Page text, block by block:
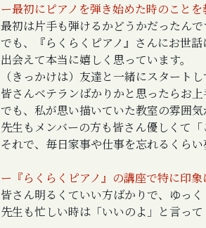
ー最初にピアノを弾き始めた時のことを
最初は片手も弾けるかどうかだったんで
でも、『らくらくピアノ』さんにお世
出会えて本当に嬉しく思っています。
（きっかけは）友達と一緒にスタートし
皆さんベテランばかりかと思ったらお上
でも、私が思い描いていた教室の雰囲
先生もメンバーの方も皆さん優しくて「
それで、毎日家事や仕事を忘れるくらい
ー『らくらくピアノ』の講座で特に印
皆さん明るくていい方ばかりで、ゆっ
先生も忙しい時は「いいのよ」と言っ